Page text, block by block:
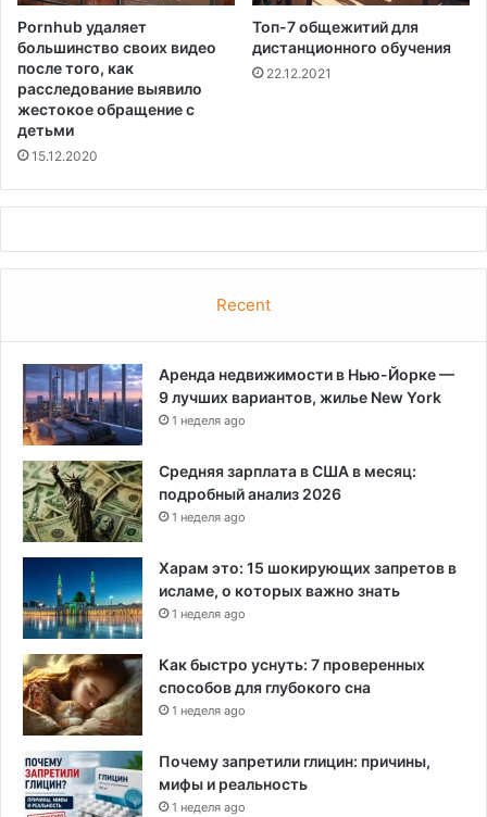
M
I
A
M
I
Pornhub удаляет
большинство своих видео
после того, как
расследование выявило
жестокое обращение с
детьми
15.12.2020
Топ-7 общежитий для
дистанционного обучения
22.12.2021
Recent
Аренда недвижимости в Нью-Йорке —
9 лучших вариантов, жилье New York
1 неделя ago
Средняя зарплата в США в месяц:
подробный анализ 2026
1 неделя ago
Харам это: 15 шокирующих запретов в
исламе, о которых важно знать
1 неделя ago
Как быстро уснуть: 7 проверенных
способов для глубокого сна
1 неделя ago
Почему запретили глицин: причины,
мифы и реальность
1 неделя ago